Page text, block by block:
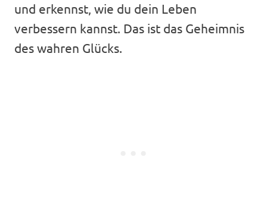
und erkennst, wie du dein Leben
verbessern kannst. Das ist das Geheimnis
des wahren Glücks.